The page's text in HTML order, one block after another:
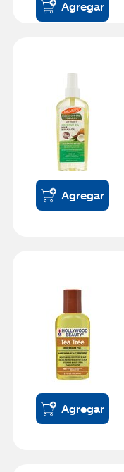
Agregar
Agregar
Agregar